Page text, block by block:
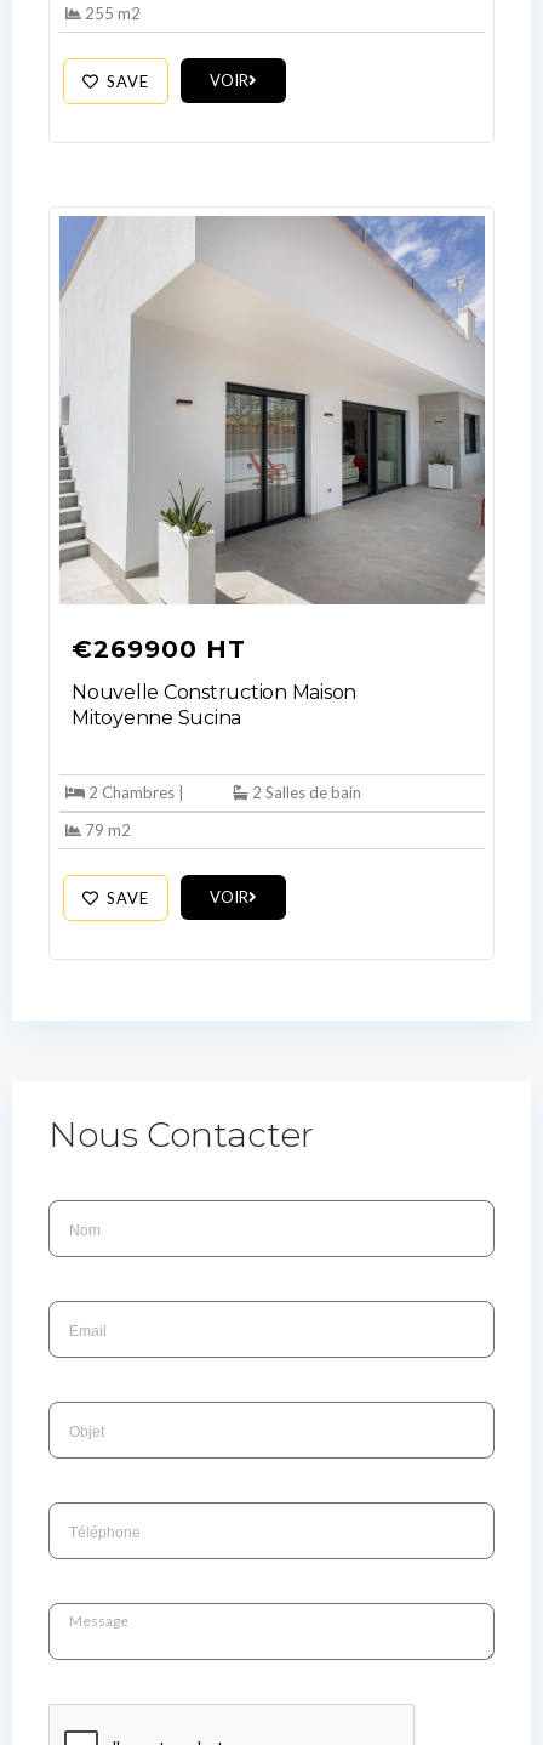
255 m2
SAVE VOIR
€269900 HT
Nouvelle Construction Maison
Mitoyenne Sucina
2 Chambres |
2 Salles de bain
79 m2
SAVE VOIR
Nous Contacter
Log In
No apps configured. Please contact
Lost your password?